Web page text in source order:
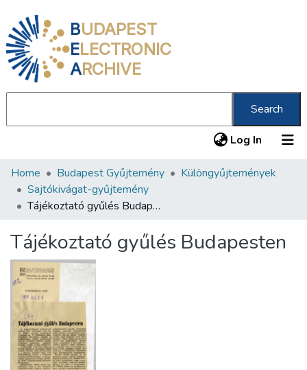
BUDAPEST
ELECTRONIC
ARCHIVE
Search
Log In (current)
Communities & Collections
All of DSpace
About us
Home Budapest Gyűjtemény
Különgyűjtemények
Sajtókivágat-gyűjtemény
Tájékoztató gyűlés Budapesten
Tájékoztató gyűlés Budapesten